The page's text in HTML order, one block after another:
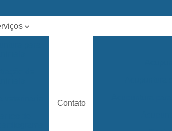
Contato